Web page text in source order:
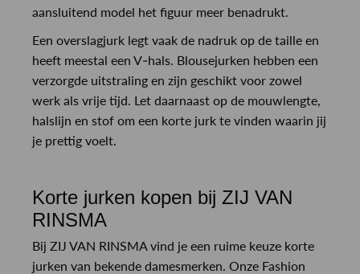
aansluitend model het figuur meer benadrukt.
Een overslagjurk legt vaak de nadruk op de taille en
heeft meestal een V-hals. Blousejurken hebben een
verzorgde uitstraling en zijn geschikt voor zowel
werk als vrije tijd. Let daarnaast op de mouwlengte,
halslijn en stof om een korte jurk te vinden waarin jij
je prettig voelt.
Korte jurken kopen bij ZIJ VAN
RINSMA
Bij ZIJ VAN RINSMA vind je een ruime keuze korte
jurken van bekende damesmerken. Onze Fashion